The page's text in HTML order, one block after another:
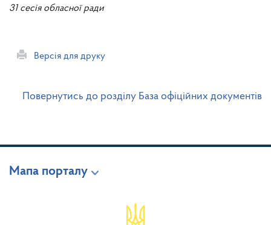
31 сесія обласної ради
Версія для друку
Повернутись до розділу База офіційних документів
Мапа порталу